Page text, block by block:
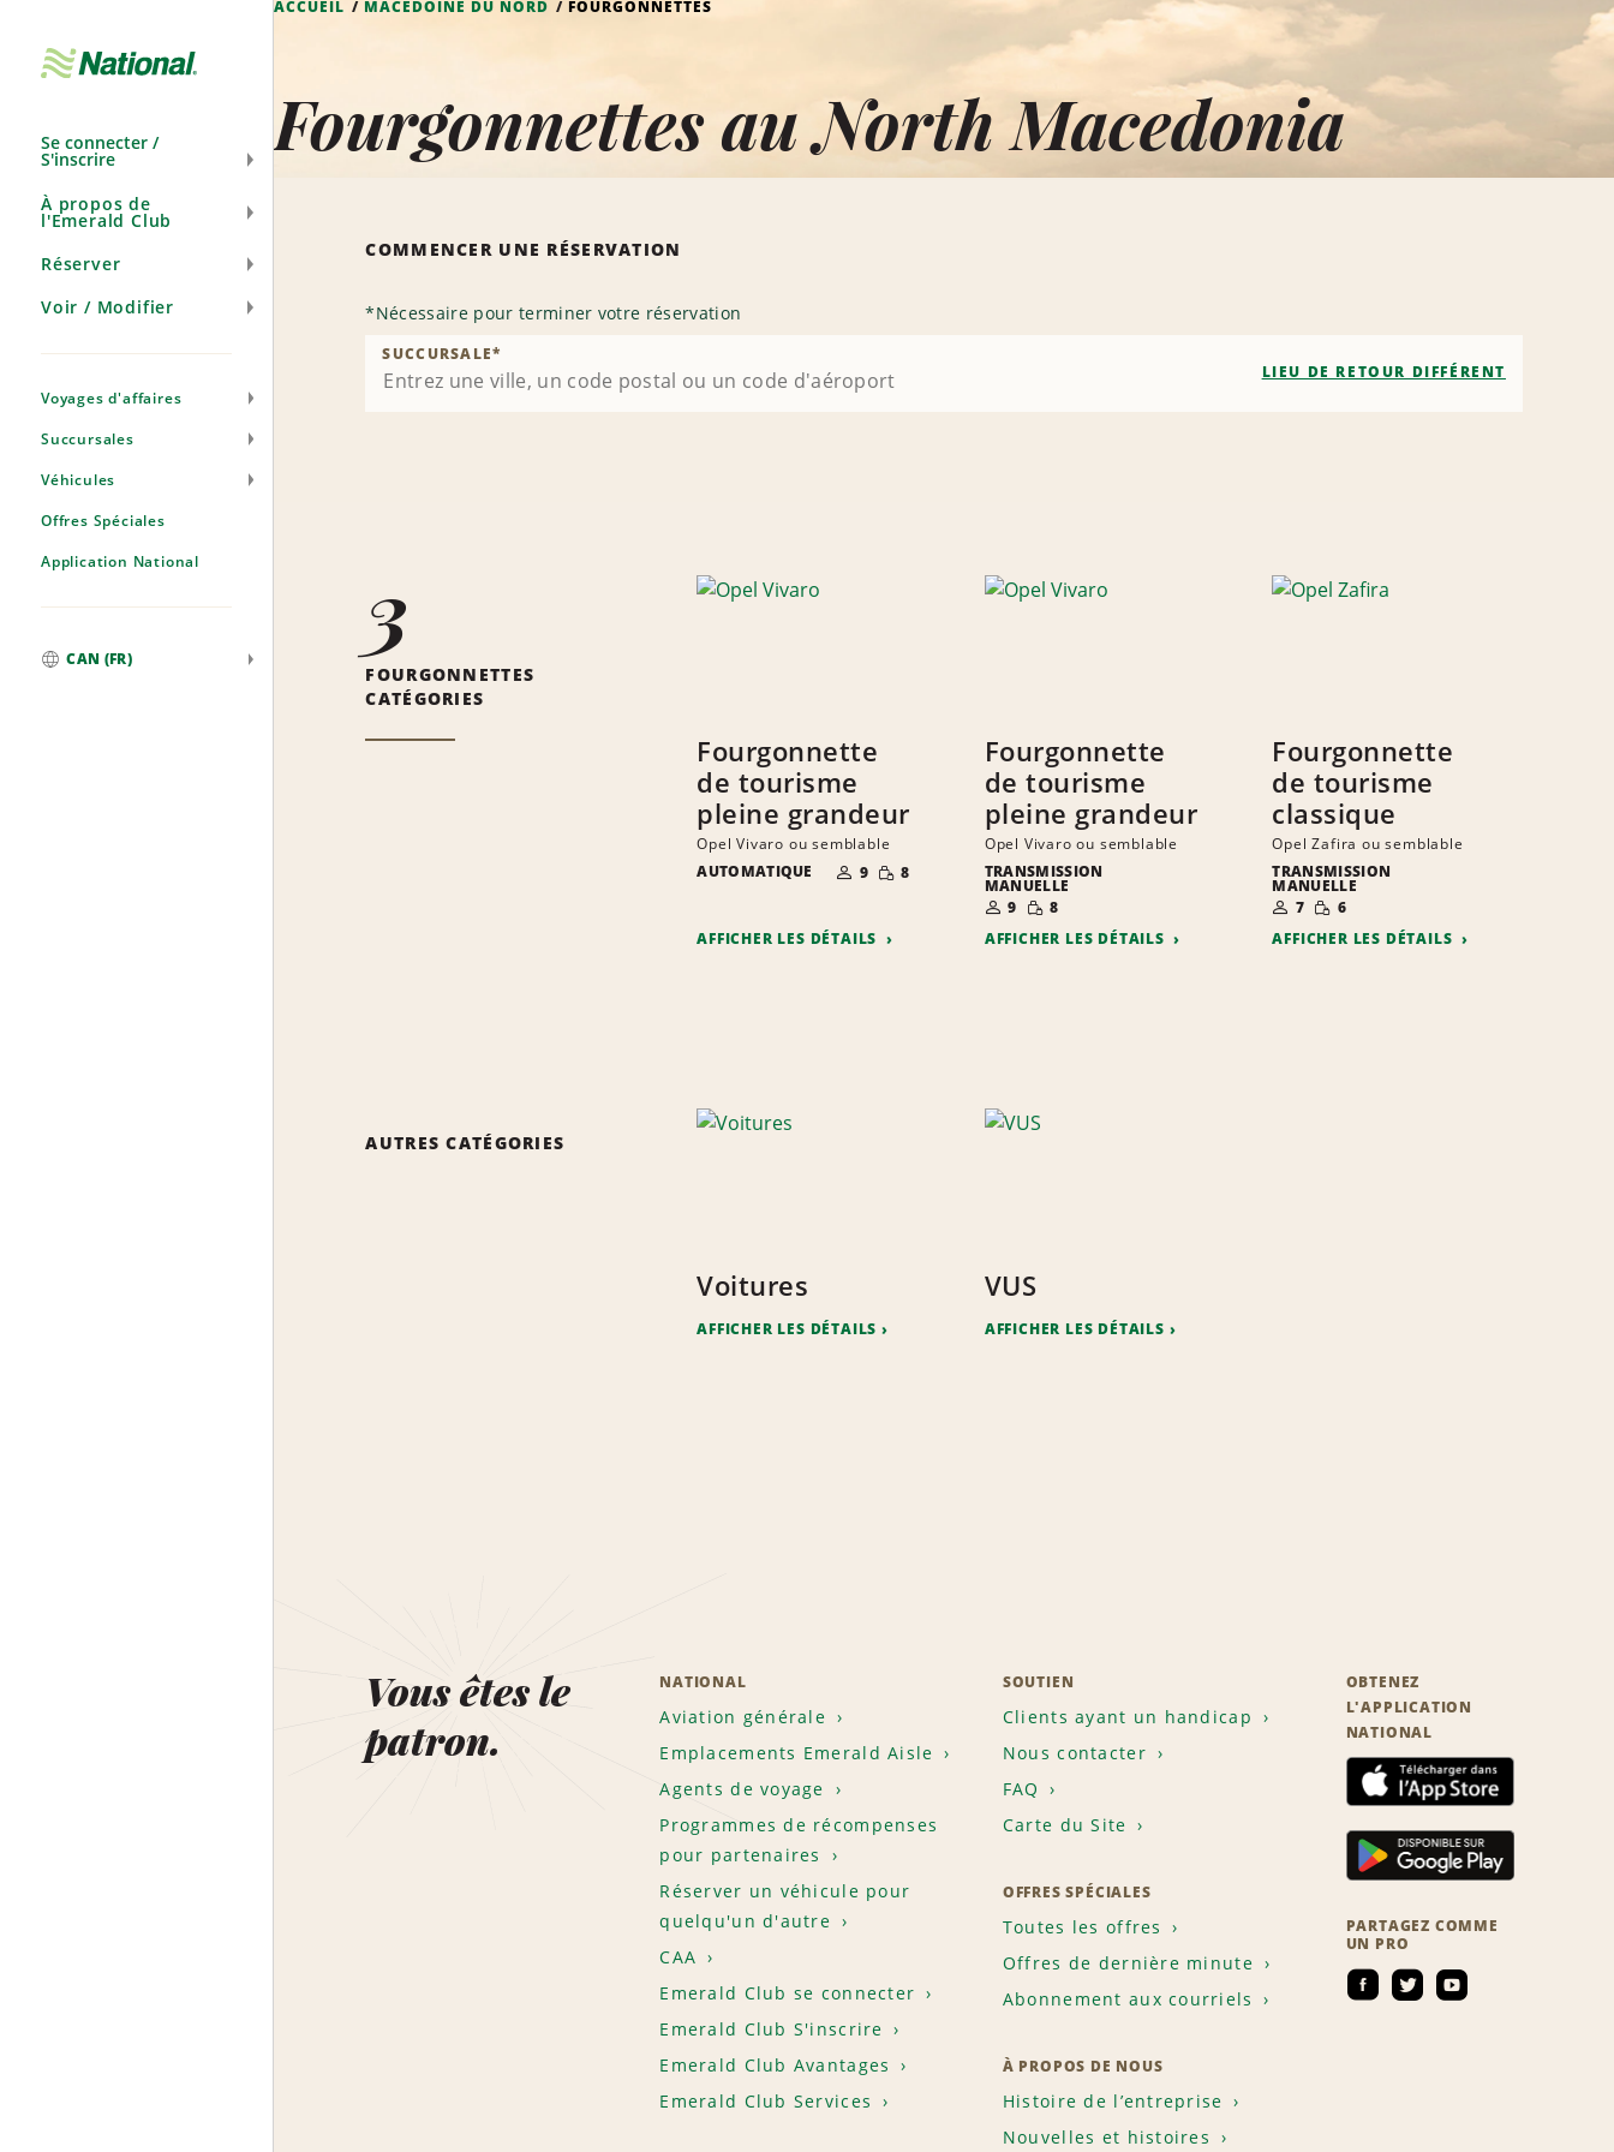
navigation
Se connecter /
S'inscrire
À propos de
l'Emerald Club
Réserver
Voir / Modifier
Voyages d'affaires
Succursales
Véhicules
Offres Spéciales
Application National
CAN (FR)
ACCUEIL MACÉDOINE DU NORD FOURGONNETTES
Fourgonnettes au North Macedonia
COMMENCER UNE RÉSERVATION
*Nécessaire pour terminer votre réservation
SUCCURSALE*
LIEU DE RETOUR DIFFÉRENT
3
FOURGONNETTES
CATÉGORIES
Fourgonnette
de tourisme
pleine grandeur
Opel Vivaro ou semblable
AUTOMATIQUE
NOMBRE DE
PERSONNES
9 QUANTITÉ
RÉDUITE
8
AFFICHER LES DÉTAILS
Fourgonnette
de tourisme
pleine grandeur
Opel Vivaro ou semblable
TRANSMISSION
MANUELLE
NOMBRE DE
PERSONNES
9 QUANTITÉ
RÉDUITE
8
AFFICHER LES DÉTAILS
Fourgonnette
de tourisme
classique
Opel Zafira ou semblable
TRANSMISSION
MANUELLE
NOMBRE DE
PERSONNES
7 QUANTITÉ
RÉDUITE
6
AFFICHER LES DÉTAILS
AUTRES CATÉGORIES
Voitures
AFFICHER LES DÉTAILS
VUS
AFFICHER LES DÉTAILS
Vous êtes le
patron.
NATIONAL
Aviation générale
Emplacements Emerald Aisle
Agents de voyage
Programmes de récompenses
pour partenaires
Réserver un véhicule pour
quelqu'un d'autre
CAA
Emerald Club se connecter
Emerald Club S'inscrire
Emerald Club Avantages
Emerald Club Services
SOUTIEN
Clients ayant un handicap
Nous contacter
FAQ
Carte du Site
OFFRES SPÉCIALES
Toutes les offres
Offres de dernière minute
Abonnement aux courriels
À PROPOS DE NOUS
Histoire de l’entreprise
Nouvelles et histoires
OBTENEZ
L'APPLICATION
NATIONAL
PARTAGEZ COMME
UN PRO